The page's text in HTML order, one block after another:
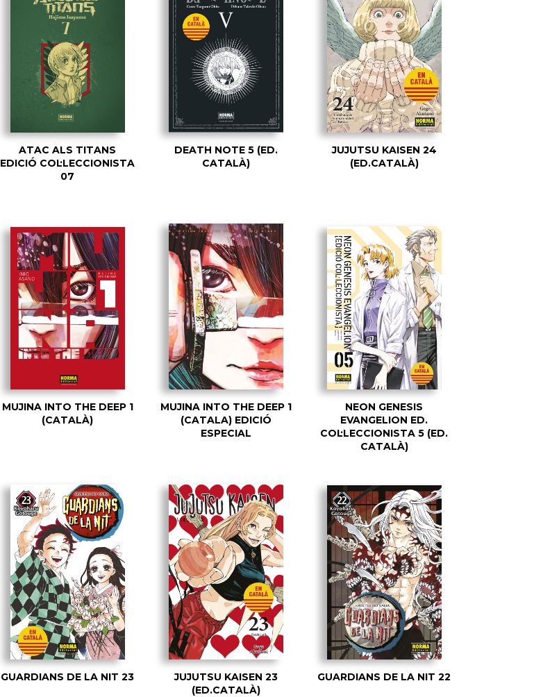
ATAC ALS TITANS
EDICIÓ COL·LECCIONISTA
07
DEATH NOTE 5 (ED.
CATALÀ)
JUJUTSU KAISEN 24
(ED.CATALÀ)
MUJINA INTO THE DEEP 1
(CATALÀ)
MUJINA INTO THE DEEP 1
(CATALA) EDICIÓ
ESPECIAL
NEON GENESIS
EVANGELION ED.
COL·LECCIONISTA 5 (ED.
CATALÀ)
GUARDIANS DE LA NIT 23
JUJUTSU KAISEN 23
(ED.CATALÀ)
GUARDIANS DE LA NIT 22